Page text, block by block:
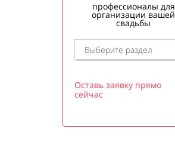
профессионалы для
организации вашей
свадьбы
Оставь заявку прямо
сейчас